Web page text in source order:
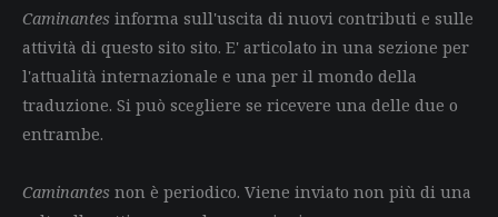
Caminantes informa sull'uscita di nuovi contributi e sulle
attività di questo sito sito. E' articolato in una sezione per
l'attualità internazionale e una per il mondo della
traduzione. Si può scegliere se ricevere una delle due o
entrambe.
Caminantes non è periodico. Viene inviato non più di una